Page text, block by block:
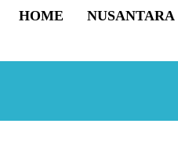
HOME NUSANTARA